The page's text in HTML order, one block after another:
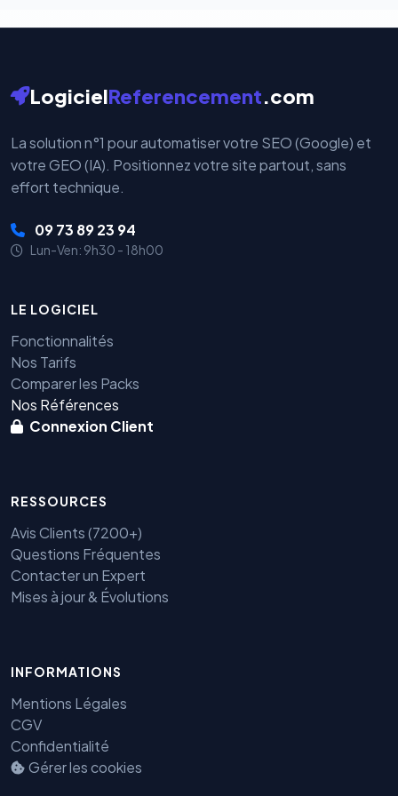
LogicielReferencement.com
La solution n°1 pour automatiser votre SEO (Google) et
votre GEO (IA). Positionnez votre site partout, sans
effort technique.
09 73 89 23 94
Lun-Ven: 9h30 - 18h00
LE LOGICIEL
Fonctionnalités
Nos Tarifs
Comparer les Packs
Nos Références
Connexion Client
RESSOURCES
Avis Clients (7200+)
Questions Fréquentes
Contacter un Expert
Mises à jour & Évolutions
INFORMATIONS
Mentions Légales
CGV
Confidentialité
Gérer les cookies